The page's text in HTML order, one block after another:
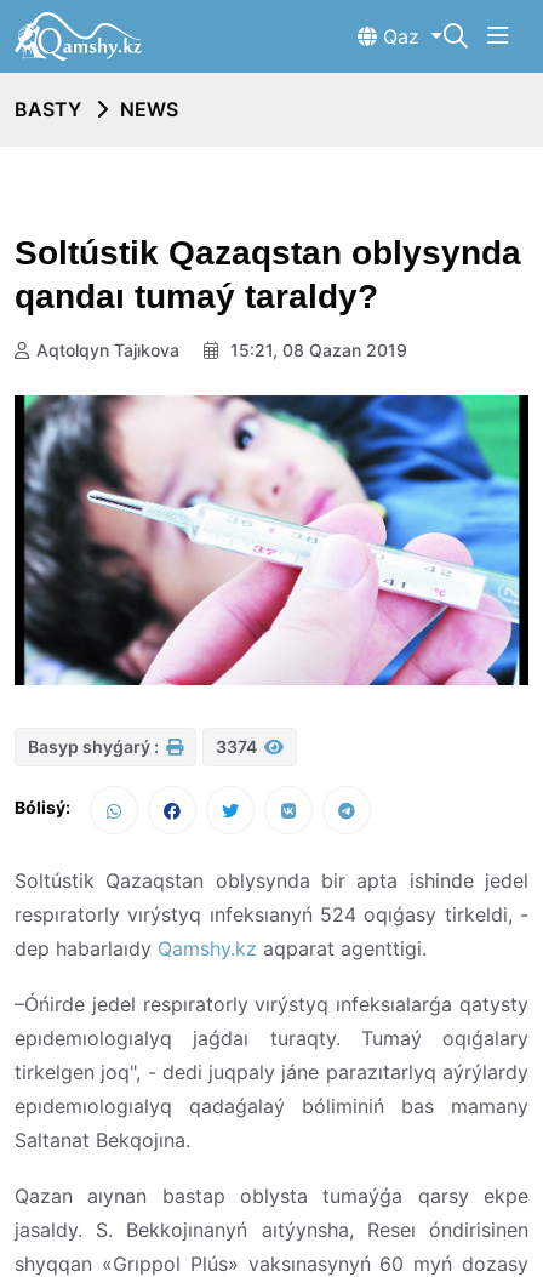
Qaz
BASTY NEWS
Soltústik Qazaqstan oblysynda
qandaı tumaý taraldy?
Aqtolqyn Tajıkova 15:21, 08 Qazan 2019
Basyp shyǵarý : 3374
Bólisý:
Soltústik Qazaqstan oblysynda bir apta ishinde jedel
respıratorly vırýstyq ınfeksıanyń 524 oqıǵasy tirkeldi, -
dep habarlaıdy Qamshy.kz aqparat agenttigi.
–Óńirde jedel respıratorly vırýstyq ınfeksıalarǵa qatysty
epıdemıologıalyq jaǵdaı turaqty. Tumaý oqıǵalary
tirkelgen joq", - dedi juqpaly jáne parazıtarlyq aýrýlardy
epıdemıologıalyq qadaǵalaý bóliminiń bas mamany
Saltanat Bekqojına.
Qazan aıynan bastap oblysta tumaýǵa qarsy ekpe
jasaldy. S. Bekkojınanyń aıtýynsha, Reseı óndirisinen
shyqqan «Grıppol Plús» vaksınasynyń 60 myń dozasy